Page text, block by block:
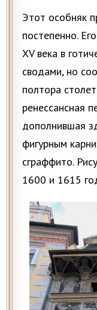
Этот особняк
постепенно.
XV века в
сводами, но
полтора
ренессансная
дополнившая
фигурным
сграффито.
1600 и 1615